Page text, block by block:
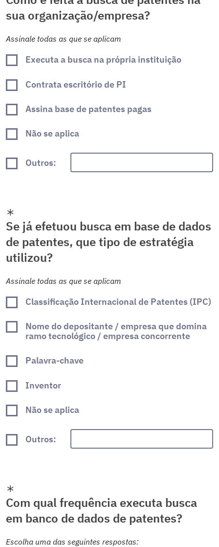
sua organização/empresa?
Assinale todas as que se aplicam
Executa a busca na própria instituição
Contrata escritório de PI
Assina base de patentes pagas
Não se aplica
Outros:
Se já efetuou busca em base de dados
de patentes, que tipo de estratégia
utilizou?
Assinale todas as que se aplicam
Classificação Internacional de Patentes (IPC)
Nome do depositante / empresa que domina
ramo tecnológico / empresa concorrente
Palavra-chave
Inventor
Não se aplica
Outros:
Com qual frequência executa busca
em banco de dados de patentes?
Escolha uma das seguintes respostas: